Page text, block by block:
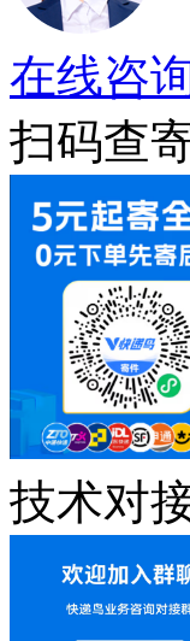
在线咨
扫码查
技术对